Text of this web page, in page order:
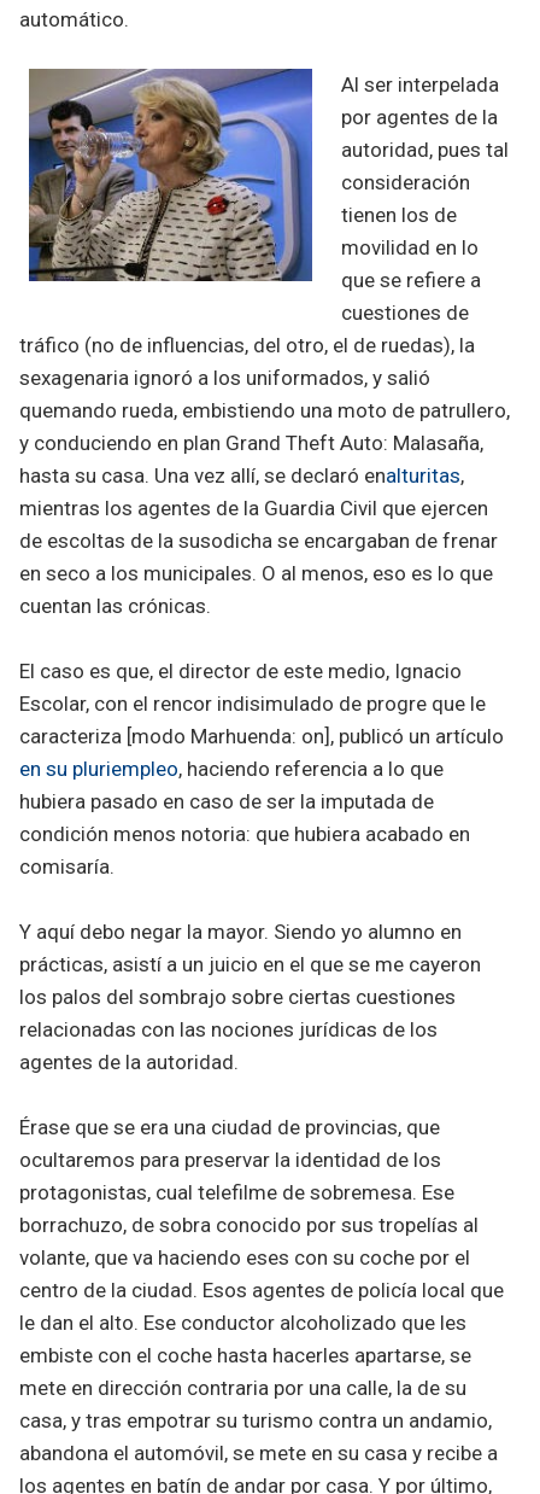
automático.
Al ser interpelada
por agentes de la
autoridad, pues tal
consideración
tienen los de
movilidad en lo
que se refiere a
cuestiones de
tráfico (no de influencias, del otro, el de ruedas), la
sexagenaria ignoró a los uniformados, y salió
quemando rueda, embistiendo una moto de patrullero,
y conduciendo en plan Grand Theft Auto: Malasaña,
hasta su casa. Una vez allí, se declaró enalturitas,
mientras los agentes de la Guardia Civil que ejercen
de escoltas de la susodicha se encargaban de frenar
en seco a los municipales. O al menos, eso es lo que
cuentan las crónicas.
El caso es que, el director de este medio, Ignacio
Escolar, con el rencor indisimulado de progre que le
caracteriza [modo Marhuenda: on], publicó un artículo
en su pluriempleo, haciendo referencia a lo que
hubiera pasado en caso de ser la imputada de
condición menos notoria: que hubiera acabado en
comisaría.
Y aquí debo negar la mayor. Siendo yo alumno en
prácticas, asistí a un juicio en el que se me cayeron
los palos del sombrajo sobre ciertas cuestiones
relacionadas con las nociones jurídicas de los
agentes de la autoridad.
Érase que se era una ciudad de provincias, que
ocultaremos para preservar la identidad de los
protagonistas, cual telefilme de sobremesa. Ese
borrachuzo, de sobra conocido por sus tropelías al
volante, que va haciendo eses con su coche por el
centro de la ciudad. Esos agentes de policía local que
le dan el alto. Ese conductor alcoholizado que les
embiste con el coche hasta hacerles apartarse, se
mete en dirección contraria por una calle, la de su
casa, y tras empotrar su turismo contra un andamio,
abandona el automóvil, se mete en su casa y recibe a
los agentes en batín de andar por casa. Y por último,